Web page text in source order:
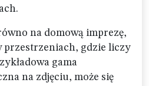
na domową imprezę,
przestrzeniach, gdzie liczy
gama
na zdjęciu, może się